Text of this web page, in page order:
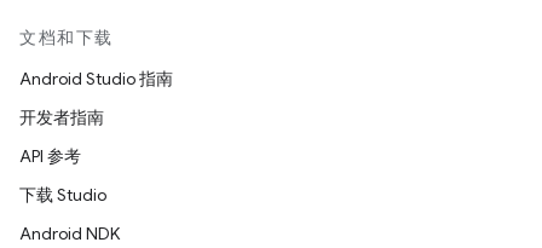
文档和下载
Android Studio 指南
开发者指南
API 参考
下载 Studio
Android NDK